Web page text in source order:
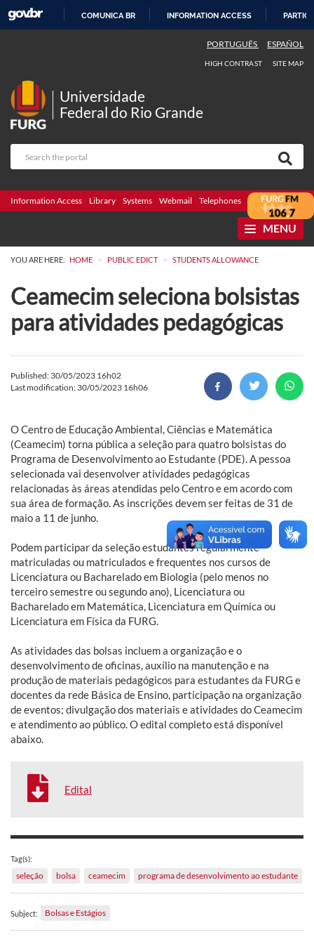
COMUNICA BR INFORMATION ACCESS
PORTUGUÊS ESPAÑOL
HIGH CONTRAST SITE MAP
Universidade
Federal do Rio Grande
Information Access Library Systems Webmail Telephones Bidding
MENU
YOU ARE HERE: HOME > PUBLIC EDICT > STUDENTS ALLOWANCE
Ceamecim seleciona bolsistas
para atividades pedagógicas
Published: 30/05/2023 16h02
Last modification: 30/05/2023 16h06
O Centro de Educação Ambiental, Ciências e Matemática
(Ceamecim) torna pública a seleção para quatro bolsistas do
Programa de Desenvolvimento ao Estudante (PDE). A pessoa
selecionada vai desenvolver atividades pedagógicas
relacionadas às áreas atendidas pelo Centro e em acordo com
sua área de formação. As inscrições devem ser feitas de 31 de
maio a 11 de junho.
Podem participar da seleção estudantes regularmente
matriculadas ou matriculados e frequentes nos cursos de
Licenciatura ou Bacharelado em Biologia (pelo menos no
terceiro semestre ou segundo ano), Licenciatura ou
Bacharelado em Matemática, Licenciatura em Química ou
Licenciatura em Física da FURG.
As atividades das bolsas incluem a organização e o
desenvolvimento de oficinas, auxílio na manutenção e na
produção de materiais pedagógicos para estudantes da FURG e
docentes da rede Básica de Ensino, participação na organização
de eventos; divulgação dos materiais e atividades do Ceamecim
e atendimento ao público. O edital completo está disponível
abaixo.
Edital
Tag(s):
seleção bolsa ceamecim programa de desenvolvimento ao estudante
Subject: Bolsas e Estágios